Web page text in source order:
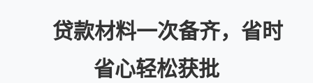
贷款材料一次备齐，省时
省心轻松获批